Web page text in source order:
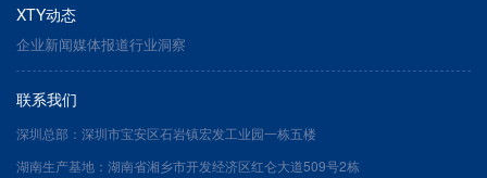
XTY动态
企业新闻媒体报道行业洞察
联系我们
深圳总部：深圳市宝安区石岩镇宏发工业园一栋五楼
湖南生产基地：湖南省湘乡市开发经济区红仑大道509号2栋